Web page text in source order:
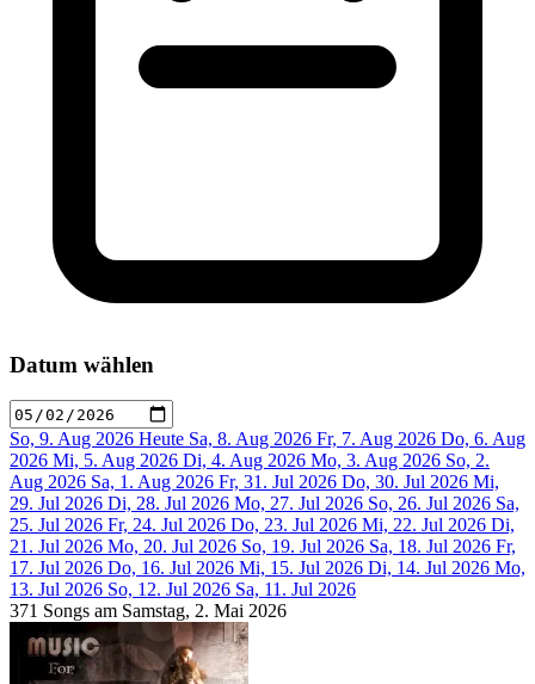
Datum wählen
So, 9. Aug 2026 Heute Sa, 8. Aug 2026 Fr, 7. Aug 2026 Do, 6. Aug
2026 Mi, 5. Aug 2026 Di, 4. Aug 2026 Mo, 3. Aug 2026 So, 2.
Aug 2026 Sa, 1. Aug 2026 Fr, 31. Jul 2026 Do, 30. Jul 2026 Mi,
29. Jul 2026 Di, 28. Jul 2026 Mo, 27. Jul 2026 So, 26. Jul 2026 Sa,
25. Jul 2026 Fr, 24. Jul 2026 Do, 23. Jul 2026 Mi, 22. Jul 2026 Di,
21. Jul 2026 Mo, 20. Jul 2026 So, 19. Jul 2026 Sa, 18. Jul 2026 Fr,
17. Jul 2026 Do, 16. Jul 2026 Mi, 15. Jul 2026 Di, 14. Jul 2026 Mo,
13. Jul 2026 So, 12. Jul 2026 Sa, 11. Jul 2026
371 Songs am Samstag, 2. Mai 2026